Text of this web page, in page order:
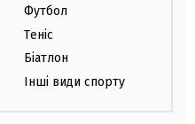
Футбол
Теніс
Біатлон
Інші види спорту